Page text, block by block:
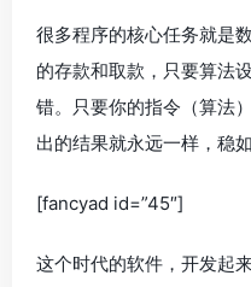
很多程序的核心任务就是
的存款和取款，只要算法
错。只要你的指令（算法
出的结果就永远一样，稳
[fancyad id=”45″]
这个时代的软件，开发起